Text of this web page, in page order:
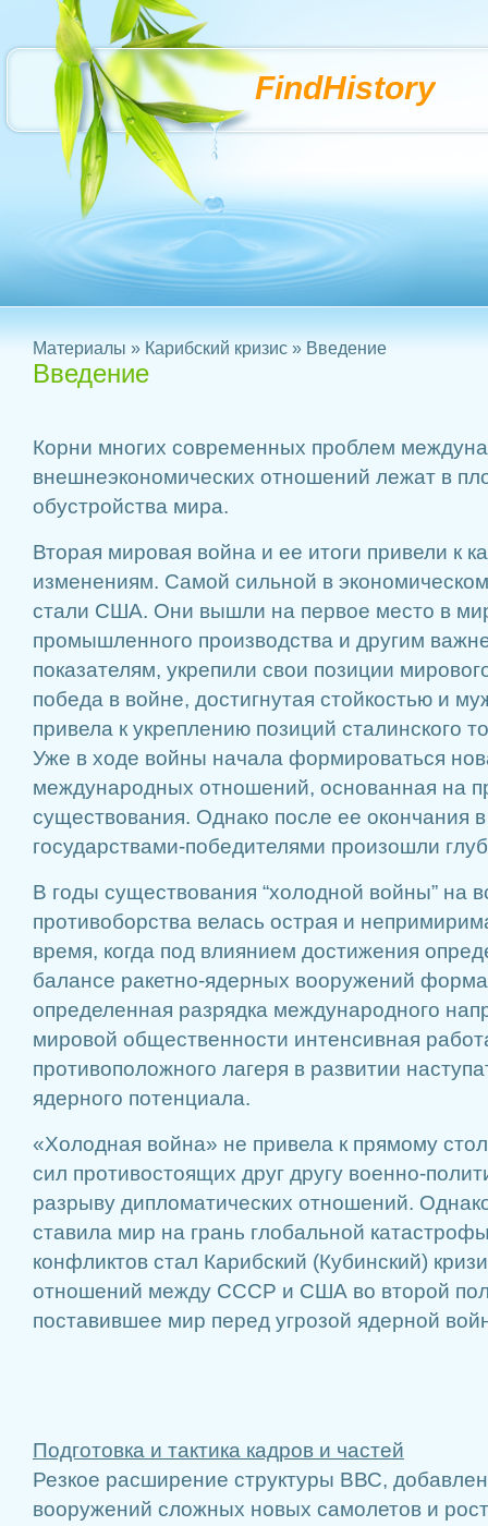
FindHistory
Материалы » Карибский кризис » Введение
Введение
Корни многих современных проблем
внешнеэкономических отношений лежат в
обустройства мира.
Вторая мировая война и ее итоги привели к
изменениям. Самой сильной в
стали США. Они вышли на первое место в
промышленного производства и другим
показателям, укрепили свои позиции
победа в войне, достигнутая стойкостью и
привела к укреплению позиций сталинского
Уже в ходе войны начала формироваться
международных отношений, основанная на
существования. Однако после ее окончания
государствами-победителями произошли
В годы существования “холодной войны” на
противоборства велась острая и
время, когда под влиянием достижения
балансе ракетно-ядерных вооружений
определенная разрядка международного
мировой общественности интенсивная
противоположного лагеря в развитии
ядерного потенциала.
«Холодная война» не привела к прямому
сил противостоящих друг другу военно-
разрыву дипломатических отношений.
ставила мир на грань глобальной
конфликтов стал Карибский (Кубинский)
отношений между СССР и США во второй
поставившее мир перед угрозой ядерной
Подготовка и тактика кадров и частей
Резкое расширение структуры ВВС,
вооружений сложных новых самолетов и